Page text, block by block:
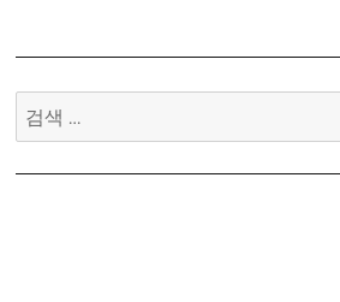
검
색: